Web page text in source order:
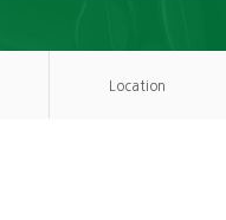
Location